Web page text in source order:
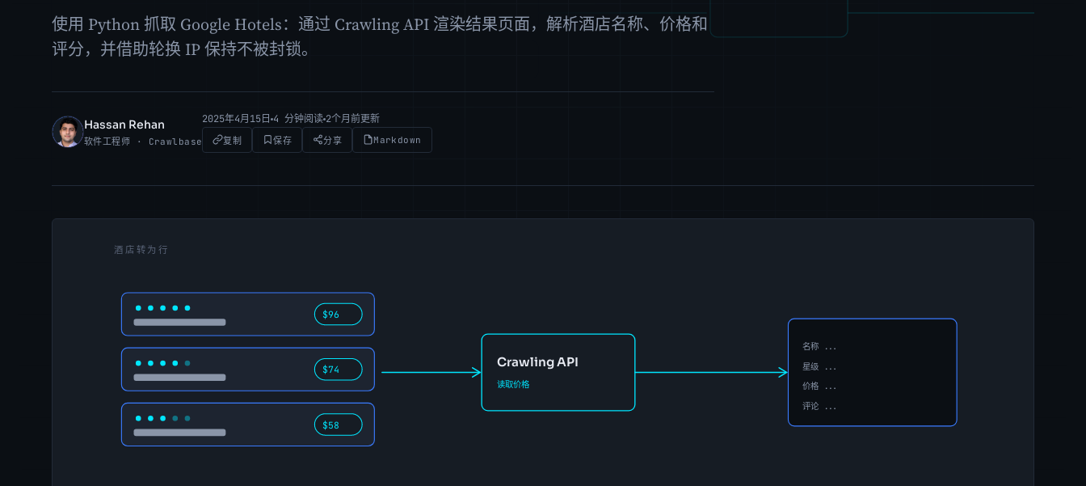
使用 Python 抓取 Google Hotels：通过 Crawling API 渲染结果页面，解析酒店名称、价格和
评分，并借助轮换 IP 保持不被封锁。
HR
Hassan Rehan
软件工程师 · Crawlbase
2025年4月15日 4 分钟阅读 2个月前更新
复制 保存 分享 Markdown